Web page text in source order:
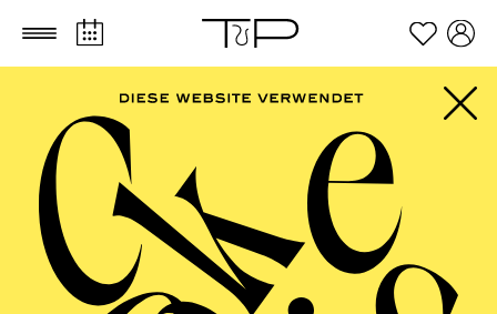
Zum Hauptinhalt springen Zum Footer springen
AALTO MUSIKTHEATER